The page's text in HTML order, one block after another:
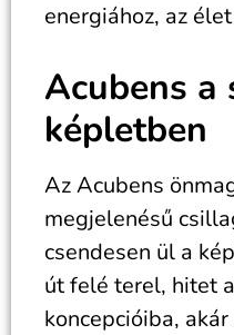
energiához, az
Acubens a
képletben
Az Acubens
megjelenésű
csendesen ül a
út felé terel, hitet
koncepcióiba,